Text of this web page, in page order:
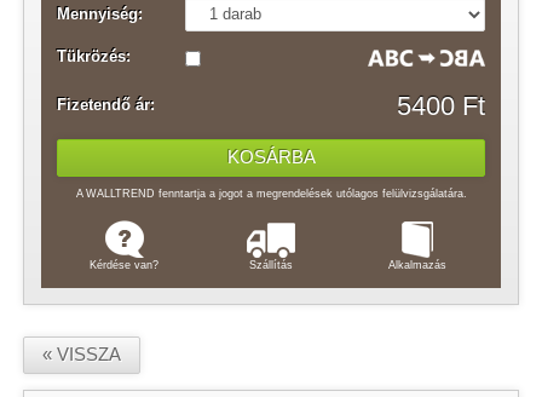
Mennyiség:
Tükrözés:
Fizetendő ár: 5400 Ft
A WALLTREND fenntartja a jogot a megrendelések utólagos felülvizsgálatára.
Kérdése van? Szállítás Alkalmazás
« VISSZA